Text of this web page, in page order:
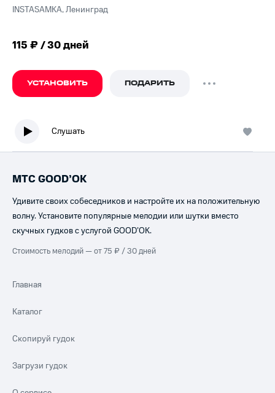
INSTASAMKA, Ленинград
115 ₽ / 30 дней
УСТАНОВИТЬ ПОДАРИТЬ
Слушать
МТС GOOD’OK
Удивите своих собеседников и настройте их на положительную
волну. Установите популярные мелодии или шутки вместо
скучных гудков с услугой GOOD’OK.
Стоимость мелодий — от 75 ₽ / 30 дней
Главная
Каталог
Скопируй гудок
Загрузи гудок